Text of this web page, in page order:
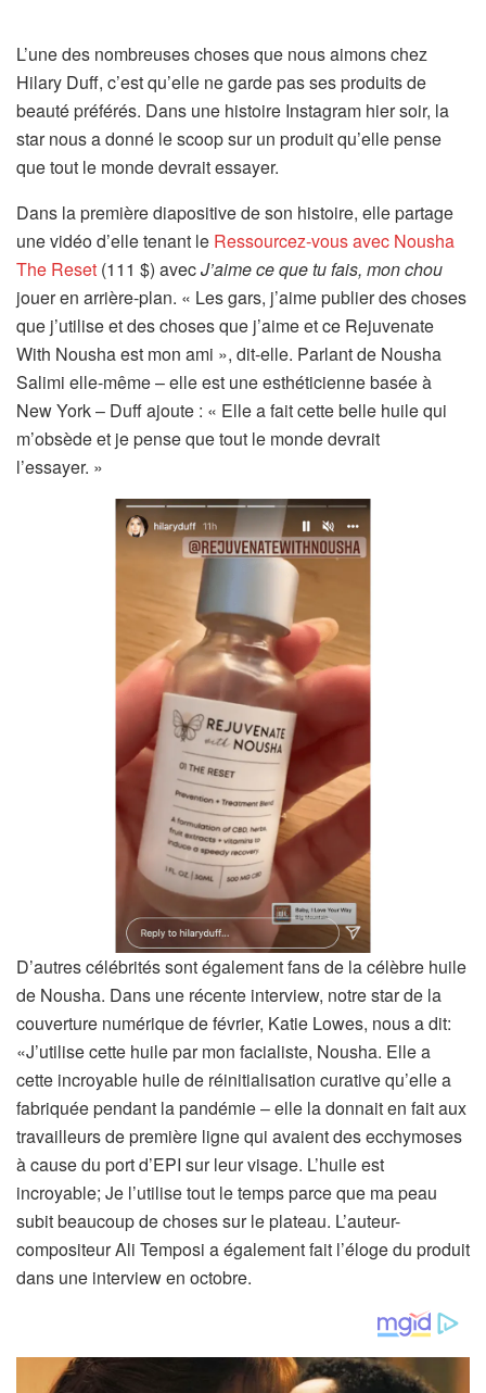
L’une des nombreuses choses que nous aimons chez
Hilary Duff, c’est qu’elle ne garde pas ses produits de
beauté préférés. Dans une histoire Instagram hier soir, la
star nous a donné le scoop sur un produit qu’elle pense
que tout le monde devrait essayer.
Dans la première diapositive de son histoire, elle partage
une vidéo d’elle tenant le Ressourcez-vous avec Nousha
The Reset (111 $) avecJ’aime ce que tu fais, mon chou
jouer en arrière-plan. « Les gars, j’aime publier des choses
que j’utilise et des choses que j’aime et ce Rejuvenate
With Nousha est mon ami », dit-elle. Parlant de Nousha
Salimi elle-même – elle est une esthéticienne basée à
New York – Duff ajoute : « Elle a fait cette belle huile qui
m’obsède et je pense que tout le monde devrait
l’essayer. »
D’autres célébrités sont également fans de la célèbre huile
de Nousha. Dans une récente interview, notre star de la
couverture numérique de février, Katie Lowes, nous a dit:
«J’utilise cette huile par mon facialiste, Nousha. Elle a
cette incroyable huile de réinitialisation curative qu’elle a
fabriquée pendant la pandémie – elle la donnait en fait aux
travailleurs de première ligne qui avaient des ecchymoses
à cause du port d’EPI sur leur visage. L’huile est
incroyable; Je l’utilise tout le temps parce que ma peau
subit beaucoup de choses sur le plateau. L’auteur-
compositeur Ali Temposi a également fait l’éloge du produit
dans une interview en octobre.